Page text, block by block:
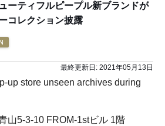
ーティフルピープル新ブランドが
コレクション披露
最終更新日: 2021年05月13日
up store unseen archives during
山5-3-10 FROM-1stビル 1階